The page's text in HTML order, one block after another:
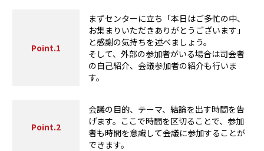
Point.1
まずセンターに立ち「本日はご多忙の中、
お集まりいただきありがとうございます」
と感謝の気持ちを述べましょう。
そして、外部の参加者がいる場合は司会者
の自己紹介、会議参加者の紹介も行いま
す。
Point.2
会議の目的、テーマ、結論を出す時間を告
げます。ここで時間を区切ることで、参加
者も時間を意識して会議に参加することが
できます。